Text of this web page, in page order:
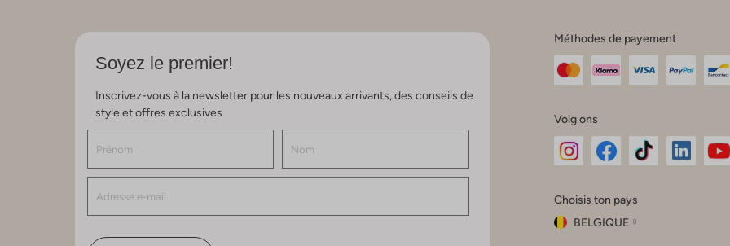
Soyez le premier!
Inscrivez-vous à la newsletter pour les nouveaux arrivants, des conseils de
style et offres exclusives
Méthodes de payement
Volg ons
Instagram
Facebook
TikTok
Choisis ton pays
BELGIQUE